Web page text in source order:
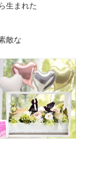
生まれた
敵な